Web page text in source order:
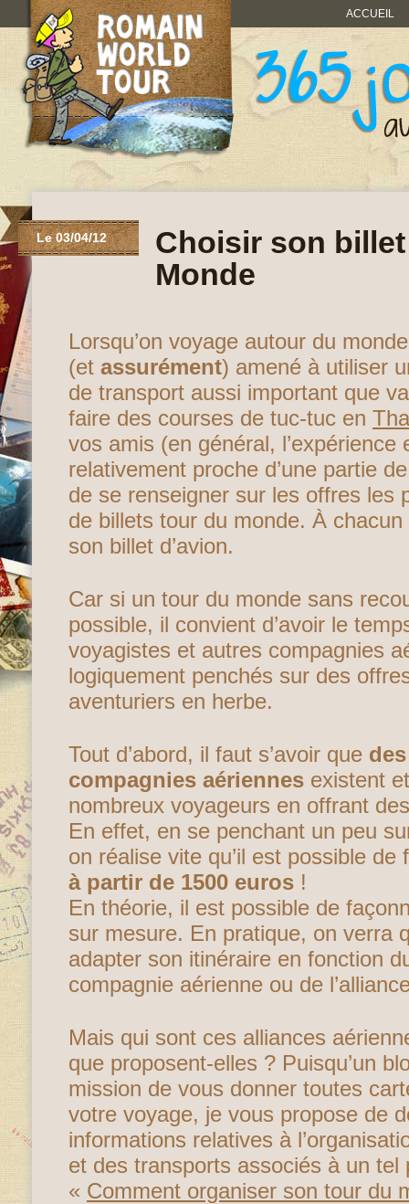
ACCUEIL
Le 03/04/12
Choisir son
Monde
Lorsqu’on voyage autour du
(et assurément) amené à utiliser
de transport aussi important que
faire des courses de tuc-tuc en
vos amis (en général, l’expérience
relativement proche d’une partie
de se renseigner sur les offres les
de billets tour du monde. À
son billet d’avion.
Car si un tour du monde sans
possible, il convient d’avoir le
voyagistes et autres compagnies
logiquement penchés sur des
aventuriers en herbe.
Tout d’abord, il faut s’avoir que
compagnies aériennes existent
nombreux voyageurs en offrant
En effet, en se penchant un peu
on réalise vite qu’il est possible
à partir de 1500 euros !
En théorie, il est possible de
sur mesure. En pratique, on verra
adapter son itinéraire en fonction
compagnie aérienne ou de
Mais qui sont ces alliances
que proposent-elles ? Puisqu’un
mission de vous donner toutes
votre voyage, je vous propose de
informations relatives à
et des transports associés à un tel
« Comment organiser son tour du